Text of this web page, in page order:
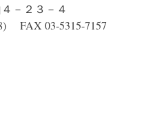
－２３－４
FAX 03-5315-7157